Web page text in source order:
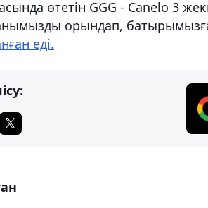
өтетін GGG - Canelo 3
орындап,
еді.